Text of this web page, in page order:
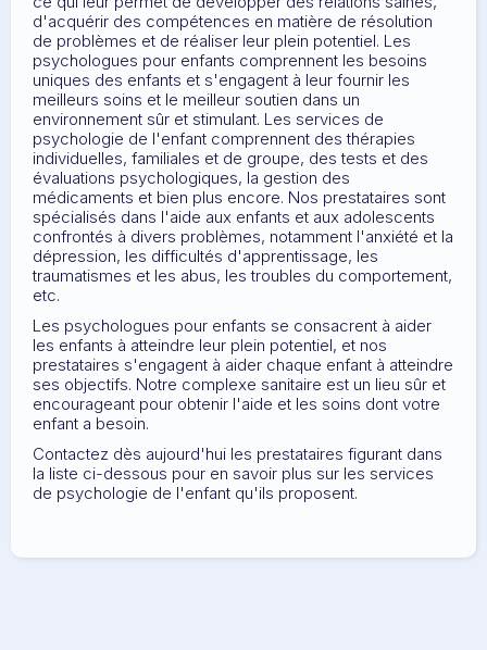
d'acquérir des compétences en matière de résolution
de problèmes et de réaliser leur plein potentiel. Les
psychologues pour enfants comprennent les besoins
uniques des enfants et s'engagent à leur fournir les
meilleurs soins et le meilleur soutien dans un
environnement sûr et stimulant. Les services de
psychologie de l'enfant comprennent des thérapies
individuelles, familiales et de groupe, des tests et des
évaluations psychologiques, la gestion des
médicaments et bien plus encore. Nos prestataires sont
spécialisés dans l'aide aux enfants et aux adolescents
confrontés à divers problèmes, notamment l'anxiété et la
dépression, les difficultés d'apprentissage, les
traumatismes et les abus, les troubles du comportement,
etc.
Les psychologues pour enfants se consacrent à aider
les enfants à atteindre leur plein potentiel, et nos
prestataires s'engagent à aider chaque enfant à atteindre
ses objectifs. Notre complexe sanitaire est un lieu sûr et
encourageant pour obtenir l'aide et les soins dont votre
enfant a besoin.
Contactez dès aujourd'hui les prestataires figurant dans
la liste ci-dessous pour en savoir plus sur les services
de psychologie de l'enfant qu'ils proposent.